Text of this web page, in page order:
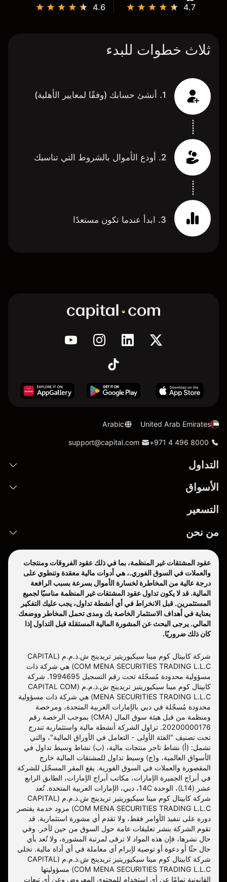
4.7
4.6
ثلاث خطوات للبدء
1. أنشئ حسابك (وفقًا لمعايير الأهلية)
2. أودع الأموال بالشروط التي تناسبك
3. ابدأ عندما تكون مستعدًا
United Arab Emirates
Arabic
+971 4 496 8000
support@capital.com
التداول
الأسواق
التسعير
من نحن
عقود المشتقات غير المنظمة، بما في ذلك عقود الفروقات ومنتجات
والعملات في السوق الفوري.، هي أدوات مالية معقدة وتنطوي على
درجة عالية من المخاطرة لخسارة الأموال بسرعة بسبب الرافعة
المالية. قد لا يكون تداول عقود المشتقات غير المنظمة مناسبًا لجميع
المستثمرين. قبل الانخراط في أي أنشطة تداول، يجب عليك التفكير
بعناية في أهداف الاستثمار الخاصة بك ومدى تحمل المخاطر ووضعك
المالي. يرجى البحث عن المشورة المالية المستقلة قبل التداول إذا
كان ذلك ضروريًا.
شركة كابيتال كوم مينا سيكيوريتيز تريدينج ش.ذ.م.م (CAPITAL
COM MENA SECURITIES TRADING L.L.C) هي شركة ذات
مسؤولية محدودة مُسجّلة تحت رقم التسجيل 1994695. شركة
كابيتال كوم مينا سيكيوريتيز تريدينج ش.ذ.م.م (CAPITAL COM
MENA SECURITIES TRADING L.L.C) هي شركة ذات مسؤولية
محدودة مُسجّلة في دبي بالإمارات العربية المتحدة، ومرخصة
ومنظمة من قبل هيئة سوق المال (CMA) بموجب الرخصة رقم
20200000176. تزاول الشركة أنشطة مالية واستثمارية تندرج
تحت تصنيف "الفئة الأولى - التعامل في الأوراق المالية"، والتي
تشمل: (أ) نشاط تاجر منتجات مالية، (ب) نشاط وسيط تداول في
الأسواق العالمية، و(ج) وسيط تداول للمشتقات المالية خارج
المقصورة والعملات في السوق الفورية. يقع المقر المسجّل للشركة
في أبراج الجميرة الإمارات، مكاتب أبراج الإمارات، الطابق الرابع
عشر (L14)، الوحدة 14C، دبي، الإمارات العربية المتحدة. تُعد
شركة كابيتال كوم مينا سيكيوريتيز تريدينج ش.ذ.م.م (CAPITAL
COM MENA SECURITIES TRADING L.L.C) مزود خدمة يقتصر
دوره على تنفيذ الأوامر فقط، ولا تقدم أي مشورة استثمارية. قد
تقوم الشركة بنشر تعليقات عامة حول السوق من حين لآخر. وفي
حال نشرها، فإن هذه المواد لا ترقى لمرتبة المشورة، ولا تُعد بأي
حال حثًا أو دعوة أو توصية لإبرام أي معاملة في أي أداة مالية. تخلي
شركة كابيتال كوم مينا سيكيوريتيز تريدينج ش.ذ.م.م (CAPITAL
COM MENA SECURITIES TRADING L.L.C) مسؤوليتها
القانونية تمامًا عن أي استخدام للمحتوى المعروض وعن أي تبعات